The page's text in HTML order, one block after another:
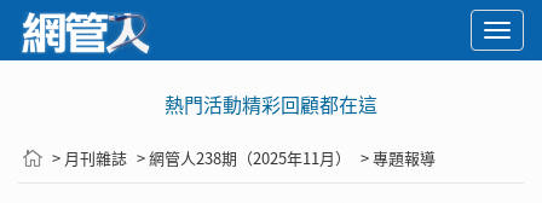
熱門活動精彩回顧都在這
> 月刊雜誌 > 網管人238期（2025年11月） > 專題報導